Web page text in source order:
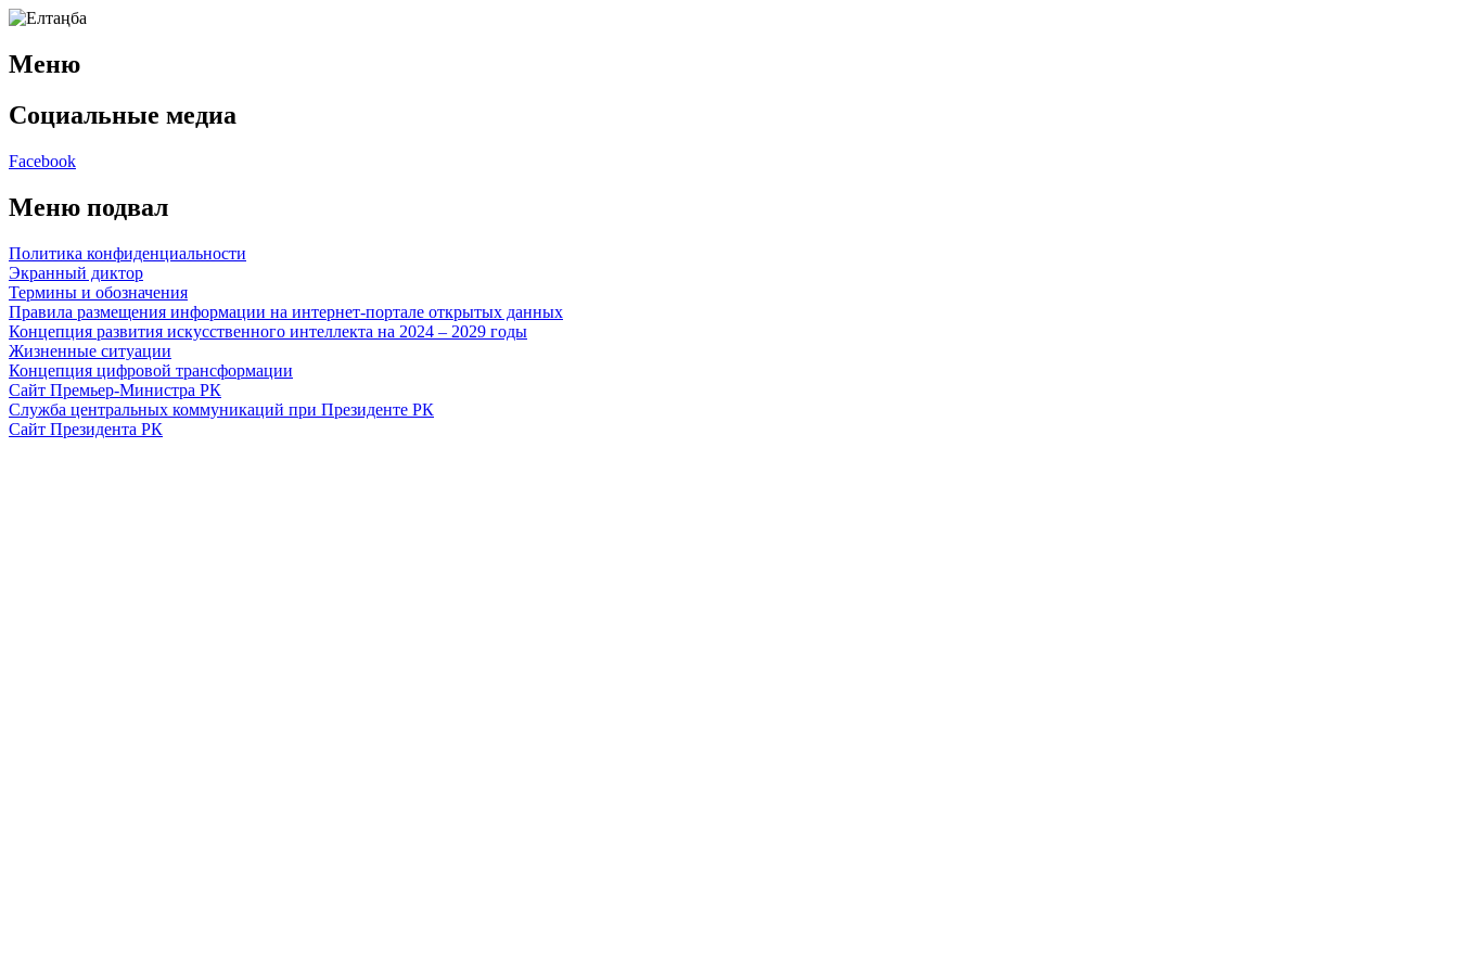
Меню
Социальные медиа
Facebook
Меню подвал
Политика конфиденциальности
Экранный диктор
Термины и обозначения
Правила размещения информации на интернет-портале открытых данных
Концепция развития искусственного интеллекта на 2024 – 2029 годы
Жизненные ситуации
Концепция цифровой трансформации
Сайт Премьер-Министра РК
Служба центральных коммуникаций при Президенте РК
Сайт Президента РК